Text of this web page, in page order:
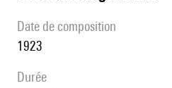
date de composition
1923
durée